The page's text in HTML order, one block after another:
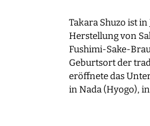
Takara Shuzo ist
Herstellung von
Fushimi-Sake-
Geburtsort der
eröffnete das
in Nada (Hyogo),